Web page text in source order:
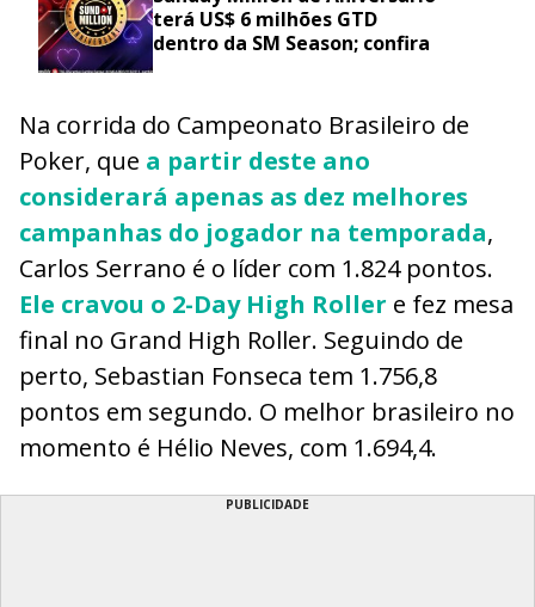
terá US$ 6 milhões GTD
dentro da SM Season; confira
Na corrida do Campeonato Brasileiro de
Poker, que a partir deste ano
considerará apenas as dez melhores
campanhas do jogador na temporada,
Carlos Serrano é o líder com 1.824 pontos.
Ele cravou o 2-Day High Roller e fez mesa
final no Grand High Roller. Seguindo de
perto, Sebastian Fonseca tem 1.756,8
pontos em segundo. O melhor brasileiro no
momento é Hélio Neves, com 1.694,4.
PUBLICIDADE